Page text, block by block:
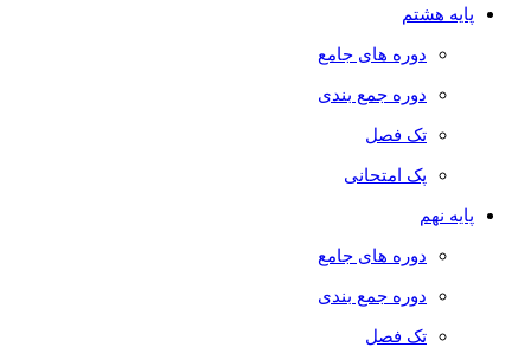
پایه هشتم
دوره های جامع
دوره جمع بندی
تک فصل
پک امتحانی
پایه نهم
دوره های جامع
دوره جمع بندی
تک فصل